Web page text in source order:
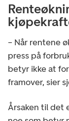
– Når rentene
press på
betyr ikke at
framover, sier
Årsaken til det